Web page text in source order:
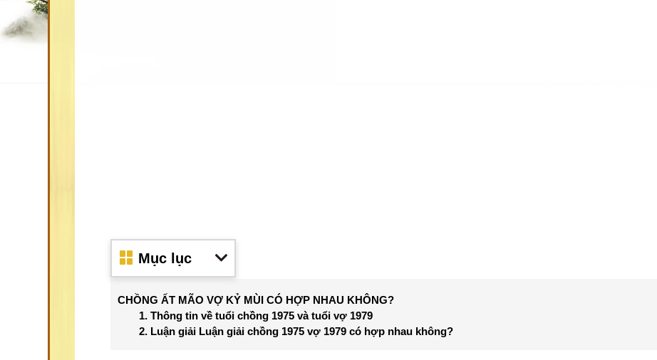
Mục lục
CHỒNG ẤT MÃO VỢ KỶ MÙI CÓ HỢP NHAU KHÔNG?
1. Thông tin về tuổi chồng 1975 và tuổi vợ 1979
2. Luận giải Luận giải chồng 1975 vợ 1979 có hợp nhau không?